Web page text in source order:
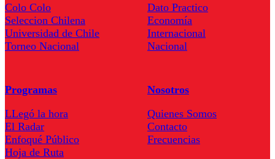
Colo Colo
Seleccion Chilena
Universidad de Chile
Torneo Nacional
Dato Practico
Economía
Internacional
Nacional
Programas
LLegó la hora
El Radar
Enfoqué Público
Hoja de Ruta
Nosotros
Quienes Somos
Contacto
Frecuencias